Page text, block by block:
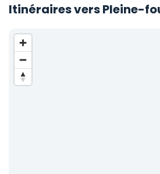
Itinéraires vers Pleine-